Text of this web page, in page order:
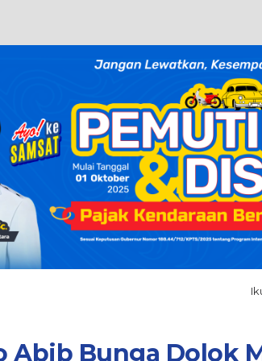
Abib Bunga Dolok